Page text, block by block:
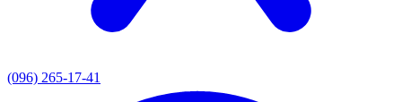
(096) 265-17-41